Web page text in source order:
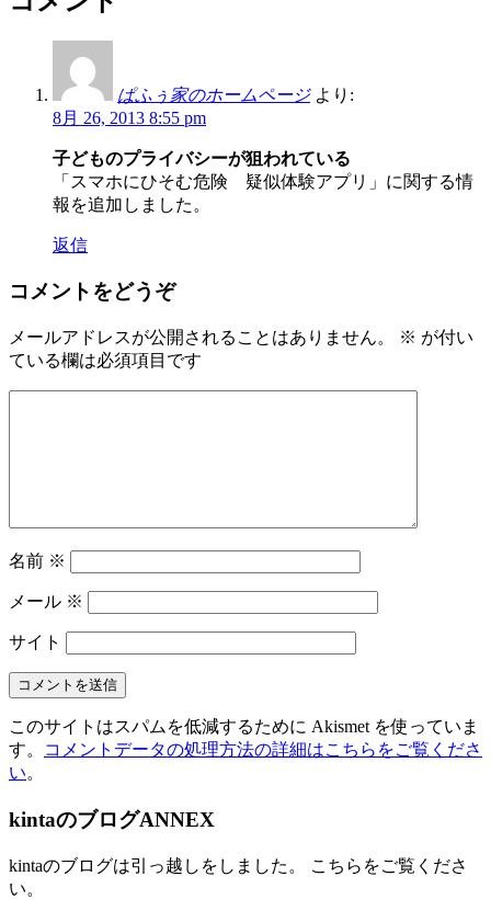
ぱふぅ家のホームページ より:
8月 26, 2013 8:55 pm
子どものプライバシーが狙われている
「スマホにひそむ危険 疑似体験アプリ」に関する情
報を追加しました。
返信
コメントをどうぞ
メールアドレスが公開されることはありません。 ※ が付い
ている欄は必須項目です
名前 ※
メール ※
サイト
このサイトはスパムを低減するために Akismet を使っていま
す。
コメントデータの処理方法の詳細はこちらをご覧くださ
い。
kintaのブログANNEX
kintaのブログは引っ越しをしました。 こちらをご覧くださ
い。